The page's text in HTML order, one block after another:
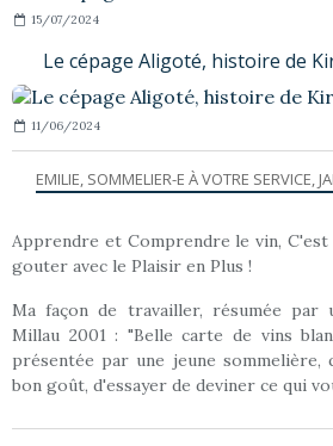
15/07/2024
Le cépage Aligoté, histoire de
11/06/2024
EMILIE, SOMMELIER-E À VOTRE SERVICE,
Apprendre et Comprendre le vin, C'est
gouter avec le Plaisir en Plus !
Ma façon de travailler, résumée
Millau 2001 : "Belle carte de vins
présentée par une jeune
bon goût, d'essayer de deviner ce qui